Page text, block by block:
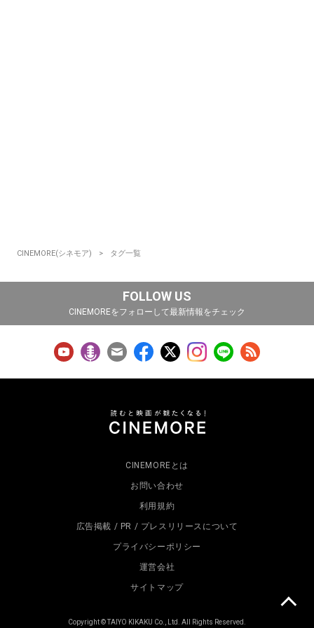
CINEMORE(シネモア) タグ一覧
FOLLOW US
CINEMOREをフォローして最新情報をチェック
CINEMOREとは
お問い合わせ
利用規約
広告掲載 / PR / プレスリリースについて
プライバシーポリシー
運営会社
サイトマップ
Copyright © TAIYO KIKAKU Co., Ltd. All Rights Reserved.